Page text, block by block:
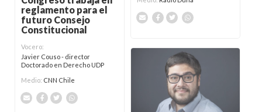
reglamento para el
futuro Consejo
Constitucional
Vocero:
Javier Couso - director
Doctorado en Derecho UDP
Medio: CNN Chile